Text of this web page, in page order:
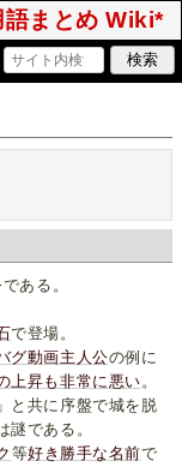
語まとめ Wiki*
ある。
で登場。
グ動画主 人公の例に
上昇も非常に悪い。
と共に序盤で城を脱
である。
等好き勝手な名前で